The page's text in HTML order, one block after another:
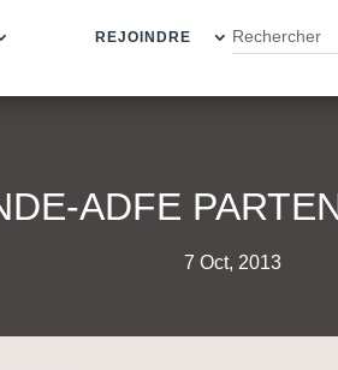
REJOINDRE
ADFE
7 Oct, 2013